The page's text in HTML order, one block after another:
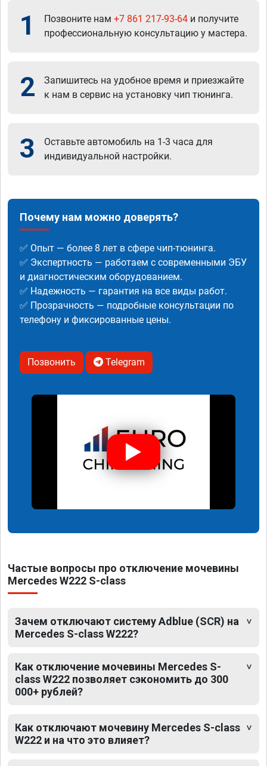
1 Позвоните нам +7 861 217-93-64 и получите
профессиональную консультацию у мастера.
2
Запишитесь на удобное время и приезжайте
к нам в сервис на установку чип тюнинга.
3
Оставьте автомобиль на 1-3 часа для
индивидуальной настройки.
Почему нам можно доверять?
✅ Опыт — более 8 лет в сфере чип-тюнинга.
✅ Экспертность — работаем с современными ЭБУ
и диагностическим оборудованием.
✅ Надежность — гарантия на все виды работ.
✅ Прозрачность — подробные консультации по
телефону и фиксированные цены.
Позвонить Telegram
Частые вопросы про отключение мочевины
Mercedes W222 S-class
Зачем отключают систему Adblue (SCR) на
Mercedes S-class W222?
Как отключение мочевины Mercedes S-
class W222 позволяет сэкономить до 300
000+ рублей?
Как отключают мочевину Mercedes S-class
W222 и на что это влияет?